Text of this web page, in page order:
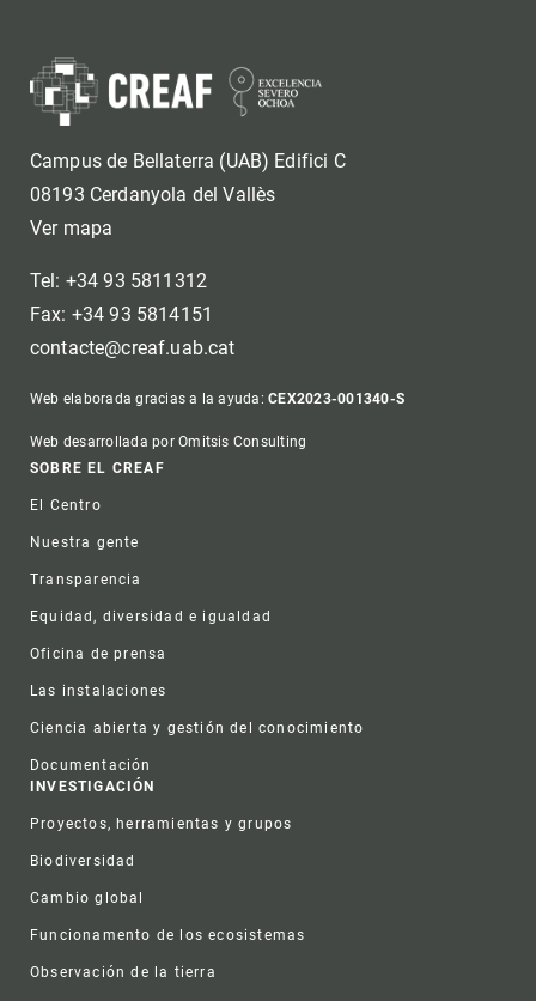
Campus de Bellaterra (UAB) Edifici C
08193 Cerdanyola del Vallès
Ver mapa
Tel: +34 93 5811312
Fax: +34 93 5814151
contacte@creaf.uab.cat
Web elaborada gracias a la ayuda:CEX2023-001340-S
Web desarrollada por Omitsis Consulting
Footer
SOBRE EL CREAF
El Centro
Nuestra gente
Transparencia
Equidad, diversidad e igualdad
Oficina de prensa
Las instalaciones
Ciencia abierta y gestión del conocimiento
Documentación
INVESTIGACIÓN
Proyectos, herramientas y grupos
Biodiversidad
Cambio global
Funcionamento de los ecosistemas
Observación de la tierra